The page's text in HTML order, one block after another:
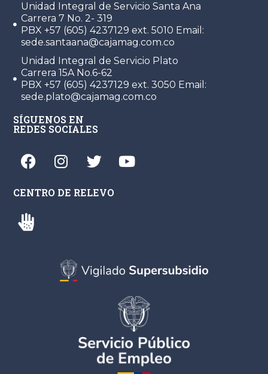
Unidad Integral de Servicio Santa Ana
Carrera 7 No. 2- 319
PBX +57 (605) 4237129 ext. 5010 Email:
sede.santaana@cajamag.com.co
Unidad Integral de Servicio Plato
Carrera 15A No.6-62
PBX +57 (605) 4237129 ext. 3050 Email:
sede.plato@cajamag.com.co
SÍGUENOS EN
REDES SOCIALES
CENTRO DE RELEVO